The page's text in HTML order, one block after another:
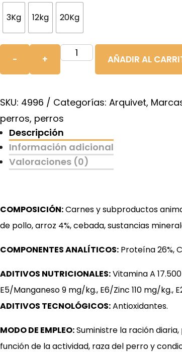
3Kg 12kg 20Kg
-
ARQUIVET
ADULT
CORDERO
cantidad
+ AÑADIR AL
SKU: 4996 Categorías: Arquivet,
perros, perros
Descripción
Información adicional
Valoraciones (0)
COMPOSICIÓN:Carnes y subproductos
de pollo, arroz 4%, cebada, sustancias
COMPONENTES ANALÍTICOS: Proteína 26%,
ADITIVOS NUTRICIONALES:Vitamina A
E5/Manganeso 9 mg/kg., E6/Zinc 110 mg/kg.,
ADITIVOS TECNOLÓGICOS:Antioxidantes.
MODO DE EMPLEO:Suministre la ración
función de la actividad, raza del perro y